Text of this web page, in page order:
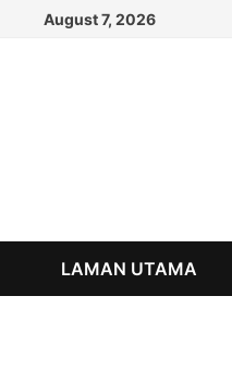
August 7, 2026
LAMAN UTAMA